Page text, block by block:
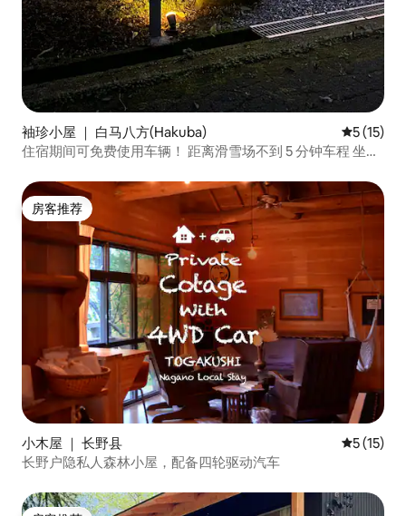
袖珍小屋 ｜ 白马八方(Hakuba) 平均评分
5 (15)
住宿期间可免费使用车辆！ 距离滑雪场不到 5 分钟车程 坐落
房客推荐
房客推荐
小木屋 ｜ 长野县 平均评分
5 (15)
长野户隐私人森林小屋，配备四轮驱动汽车